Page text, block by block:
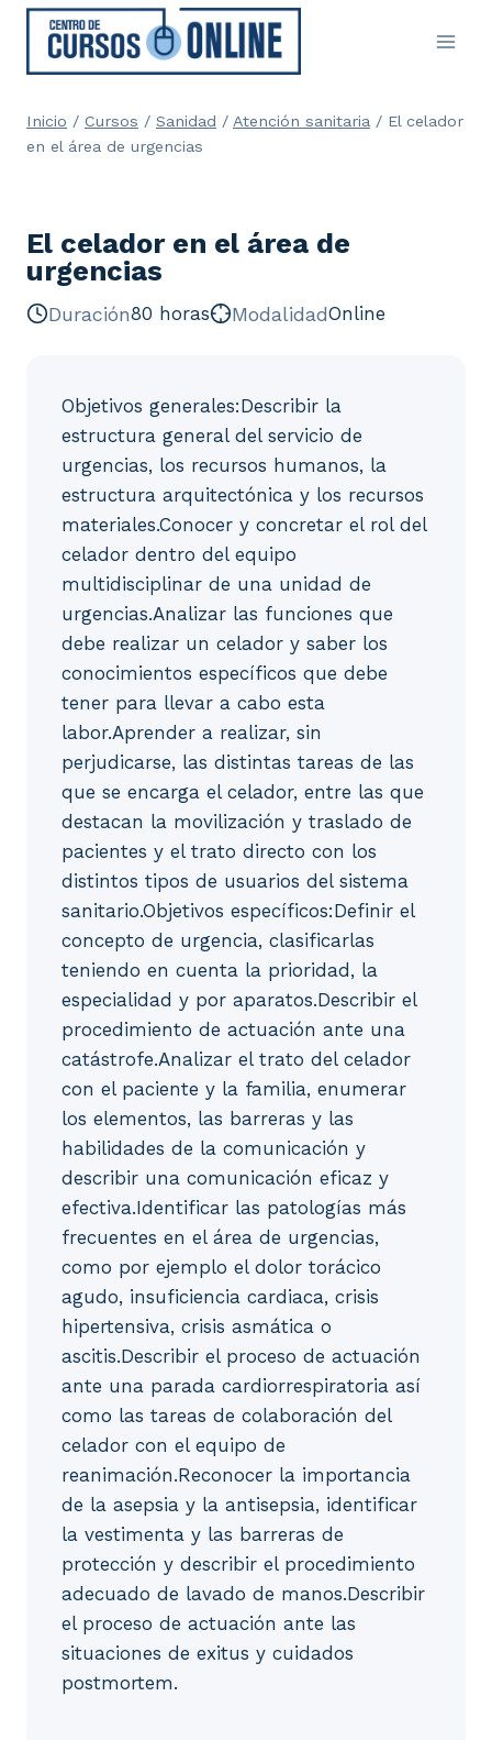
Saltar
contenido
Inicio / Cursos / Sanidad / Atención sanitaria / El celador
en el área de urgencias
El celador en el área de
urgencias
Duración80 horas ModalidadOnline
Objetivos generales:Describir la
estructura general del servicio de
urgencias, los recursos humanos, la
estructura arquitectónica y los recursos
materiales.Conocer y concretar el rol del
celador dentro del equipo
multidisciplinar de una unidad de
urgencias.Analizar las funciones que
debe realizar un celador y saber los
conocimientos específicos que debe
tener para llevar a cabo esta
labor.Aprender a realizar, sin
perjudicarse, las distintas tareas de las
que se encarga el celador, entre las que
destacan la movilización y traslado de
pacientes y el trato directo con los
distintos tipos de usuarios del sistema
sanitario.Objetivos específicos:Definir el
concepto de urgencia, clasificarlas
teniendo en cuenta la prioridad, la
especialidad y por aparatos.Describir el
procedimiento de actuación ante una
catástrofe.Analizar el trato del celador
con el paciente y la familia, enumerar
los elementos, las barreras y las
habilidades de la comunicación y
describir una comunicación eficaz y
efectiva.Identificar las patologías más
frecuentes en el área de urgencias,
como por ejemplo el dolor torácico
agudo, insuficiencia cardiaca, crisis
hipertensiva, crisis asmática o
ascitis.Describir el proceso de actuación
ante una parada cardiorrespiratoria así
como las tareas de colaboración del
celador con el equipo de
reanimación.Reconocer la importancia
de la asepsia y la antisepsia, identificar
la vestimenta y las barreras de
protección y describir el procedimiento
adecuado de lavado de manos.Describir
el proceso de actuación ante las
situaciones de exitus y cuidados
postmortem.